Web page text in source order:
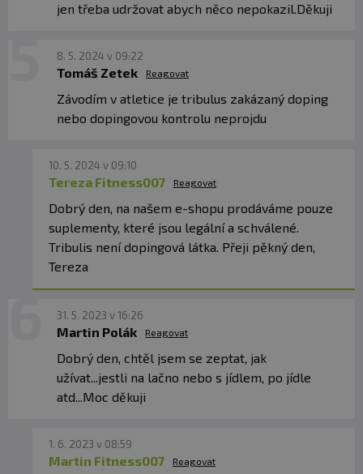
jen třeba udržovat abych něco nepokazil.Děkuji
8. 5. 2024 v 09:22
Tomáš Zetek Reagovat
Závodím v atletice je tribulus zakázaný doping
nebo dopingovou kontrolu neprojdu
10. 5. 2024 v 09:10
Tereza Fitness007 Reagovat
Dobrý den, na našem e-shopu prodáváme pouze
suplementy, které jsou legální a schválené.
Tribulis není dopingová látka. Přeji pěkný den,
Tereza
31. 5. 2023 v 16:26
Martin Polák Reagovat
Dobrý den, chtěl jsem se zeptat, jak
užívat...jestli na lačno nebo s jídlem, po jídle
atd...Moc děkuji
1. 6. 2023 v 08:59
Martin Fitness007 Reagovat